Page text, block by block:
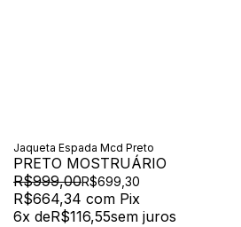
Jaqueta Espada Mcd Preto
PRETO MOSTRUÁRIO
R$999,00R$699,30
R$664,34 com Pix
6x deR$116,55sem juros